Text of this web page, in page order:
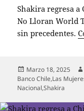
Shakira regresa a
No Lloran World
sin precedentes.
Publicado
el
Marzo 18, 2025
Banco Chile,Las
Nacional,Shakira